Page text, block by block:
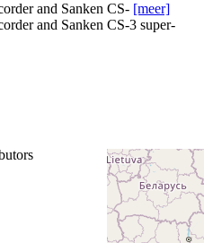
and Sanken CS- [meer]
and Sanken CS-3 super-